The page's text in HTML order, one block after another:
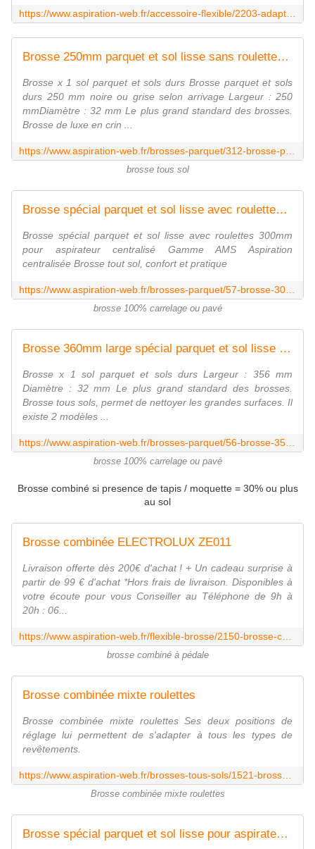
Brosse 250mm parquet et sol lisse sans roulettes pour aspirateur
Brosse x 1 sol parquet et sols durs Brosse parquet et sols
durs 250 mm noire ou grise selon arrivage Largeur : 250
mmDiamètre : 32 mm Le plus grand standard des brosses.
Brosse de luxe en crin ...
brosse tous sol
Brosse spécial parquet et sol lisse avec roulettes pour aspirateur
Brosse spécial parquet et sol lisse avec roulettes 300mm
pour aspirateur centralisé Gamme AMS Aspiration
centralisée Brosse tout sol, confort et pratique
brosse 100% carrelage ou pavé
Brosse 360mm large spécial parquet et sol lisse avec roulettes
Brosse x 1 sol parquet et sols durs Largeur : 356 mm
Diamètre : 32 mm Le plus grand standard des brosses.
Brosse tous sols, permet de nettoyer les grandes surfaces. Il
existe 2 modèles ...
brosse 100% carrelage ou pavé
Brosse combiné si presence de tapis / moquette = 30% ou plus
au sol
Brosse combinée ELECTROLUX ZE011
Livraison offerte dès 200€ d'achat ! + Un cadeau surprise à
partir de 99 € d'achat *Hors frais de livraison. Disponibles à
votre écoute pour vous Conseiller au Téléphone de 9h à
20h : 06...
brosse combiné à pédale
Brosse combinée mixte roulettes
Brosse combinée mixte roulettes Ses deux positions de
réglage lui permettent de s'adapter à tous les types de
revêtements.
Brosse combinée mixte roulettes
Brosse spécial parquet et sol lisse pour aspirateur synclean SYN5050301